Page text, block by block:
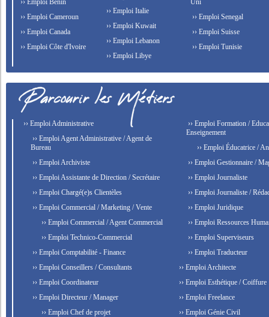
›› Emploi Bénin
›› Emploi Cameroun
›› Emploi Canada
›› Emploi Côte d'Ivoire
›› Emploi Italie
›› Emploi Kuwait
›› Emploi Lebanon
›› Emploi Libye
Uni
›› Emploi Senegal
›› Emploi Suisse
›› Emploi Tunisie
›› Emploi Administrative
›› Emploi Agent Administrative / Agent de
Bureau
›› Emploi Archiviste
›› Emploi Assistante de Direction / Secrétaire
›› Emploi Chargé(e)s Clientèles
›› Emploi Commercial / Marketing / Vente
›› Emploi Commercial / Agent Commercial
›› Emploi Technico-Commercial
›› Emploi Comptabilité - Finance
›› Emploi Conseillers / Consultants
›› Emploi Coordinateur
›› Emploi Directeur / Manager
›› Emploi Chef de projet
›› Emploi Formation /
Enseignement
›› Emploi Éducatrice /
›› Emploi Gestionnaire /
›› Emploi Journaliste
›› Emploi Journaliste /
›› Emploi Juridique
›› Emploi Ressources
›› Emploi Superviseurs
›› Emploi Traducteur
›› Emploi Architecte
›› Emploi Esthétique / Coiffure
›› Emploi Freelance
›› Emploi Génie Civil